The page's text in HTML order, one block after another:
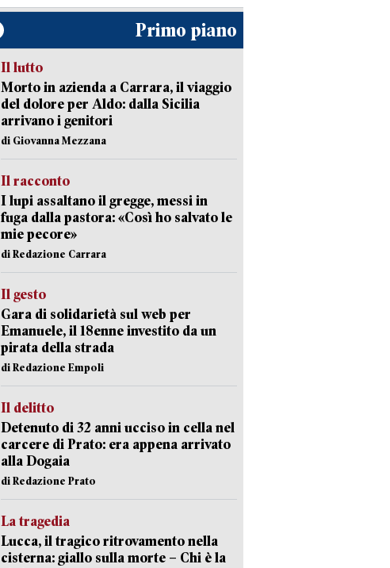
Primo piano
Il lutto
Morto in azienda a Carrara, il viaggio
del dolore per Aldo: dalla Sicilia
arrivano i genitori
di Giovanna Mezzana
Il racconto
I lupi assaltano il gregge, messi in
fuga dalla pastora: «Così ho salvato le
mie pecore»
di Redazione Carrara
Il gesto
Gara di solidarietà sul web per
Emanuele, il 18enne investito da un
pirata della strada
di Redazione Empoli
Il delitto
Detenuto di 32 anni ucciso in cella nel
carcere di Prato: era appena arrivato
alla Dogaia
di Redazione Prato
La tragedia
Lucca, il tragico ritrovamento nella
cisterna: giallo sulla morte – Chi è la